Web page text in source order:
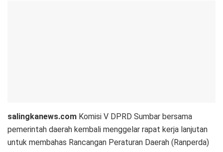
salingkanews.com Komisi V DPRD Sumbar bersama
pemerintah daerah kembali menggelar rapat kerja lanjutan
untuk membahas Rancangan Peraturan Daerah (Ranperda)